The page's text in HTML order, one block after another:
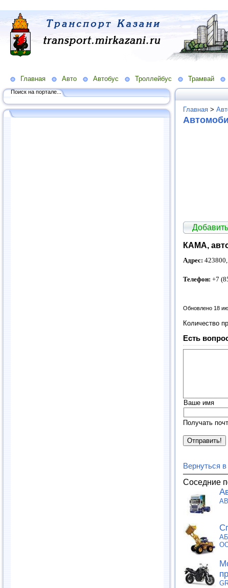
Главная Авто Автобус Троллейбус Трамвай
Поиск на портале...
Главная >
КАМА,
Адрес: 423800,
Телефон: +7
Обновлено 18
Количество
Есть
Ваше имя
Получать
Вернуться
Соседние